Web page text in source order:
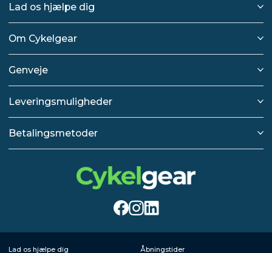
Lad os hjælpe dig
Om Cykelgear
Genveje
Leveringsmuligheder
Betalingsmetoder
Lad os hjælpe dig Åbningstider